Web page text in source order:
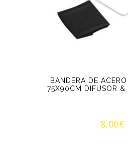
BANDERA DE
75X90CM DIFUSOR &
8,00€